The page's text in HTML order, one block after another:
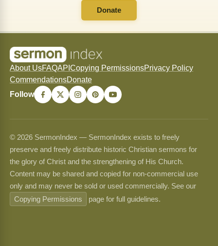
Donate
About UsFAQAPI Copying PermissionsPrivacy Policy
CommendationsDonate
Follow
© 2026 SermonIndex — SermonIndex exists to freely
preserve and freely distribute historic Christian sermons for
the glory of Christ and the strengthening of His Church.
Content may be shared and copied for non-commercial use
only and may never be sold or used commercially. See our
Copying Permissions
page for full guidelines.